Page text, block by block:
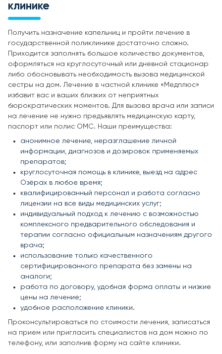
клинике
Получить назначение капельниц и пройти лечение в
государственной поликлинике достаточно сложно.
Приходится заполнять большое количество документов,
оформляться на круглосуточный или дневной стационар
либо обосновывать необходимость вызова медицинской
сестры на дом. Лечение в частной клинике «Медплюс»
избавит вас и ваших близких от неприятных
бюрократических моментов. Для вызова врача или записи
на лечение не нужно предъявлять медицинскую карту,
паспорт или полис ОМС. Наши преимущества:
анонимное лечение, неразглашение личной
информации, диагнозов и дозировок применяемых
препаратов;
круглосуточная помощь в клинике, выезд на адрес
Озёрах в любое время;
квалифицированный персонал и работа согласно
лицензии на все виды медицинских услуг;
индивидуальный подход к лечению с возможностью
комплексного предварительного обследования и
терапии согласно официальным назначениям другого
врача;
использование только качественного
сертифицированного препарата без замены на
аналоги;
работа по договору, удобная форма оплаты и низкие
цены на лечение;
удобное расположение клиники.
Проконсультироваться по стоимости лечения, записаться
на прием или пригласить специалистов на дом можно по
телефону, или заполнив форму на сайте клиники.